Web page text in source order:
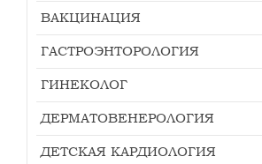
ВАКЦИНАЦИЯ
ГАСТРОЭНТОРОЛОГИЯ
ГИНЕКОЛОГ
ДЕРМАТОВЕНЕРОЛОГИЯ
ДЕТСКАЯ КАРДИОЛОГИЯ